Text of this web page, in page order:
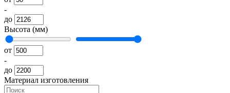
-
до
Высота (мм)
от
-
до
Материал изготовления